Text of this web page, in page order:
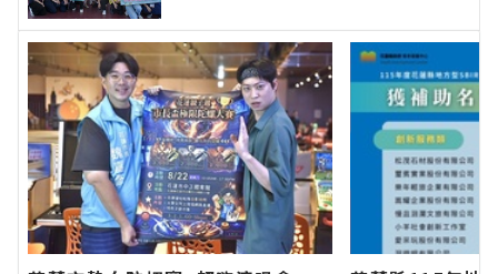
的今日新聞報導 最新的在地資
訊！